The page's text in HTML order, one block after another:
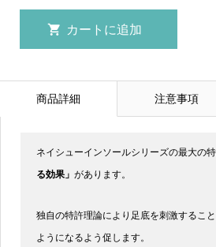
商品詳細 注意事項
ネイシューインソールシリーズの最大の
る効果」 があります。
独自の特許理論により足底を刺激するこ
ようになるよう促します。